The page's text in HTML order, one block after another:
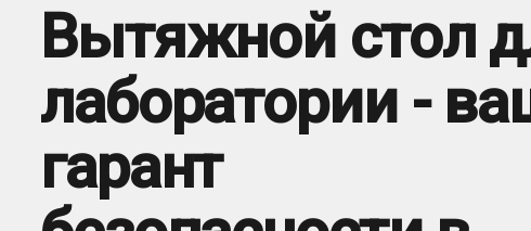
Вытяжной стол
лаборатории -
гарант